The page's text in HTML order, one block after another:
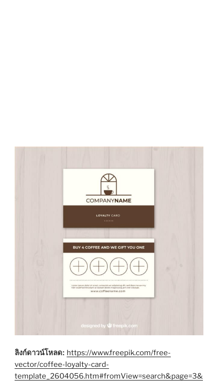
ลิงก์ดาวน์โหลด: https://www.freepik.com/free-
vector/coffee-loyalty-card-
template_2604056.htm#fromView=search&page=3&